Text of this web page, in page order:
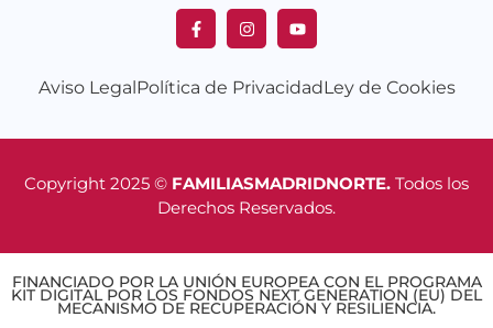
Aviso Legal Política de PrivacidadLey de Cookies
Copyright 2025 © FAMILIASMADRIDNORTE. Todos los
Derechos Reservados.
FINANCIADO POR LA UNIÓN EUROPEA CON EL PROGRAMA
KIT DIGITAL POR LOS FONDOS NEXT GENERATION (EU) DEL
MECANISMO DE RECUPERACIÓN Y RESILIENCIA.